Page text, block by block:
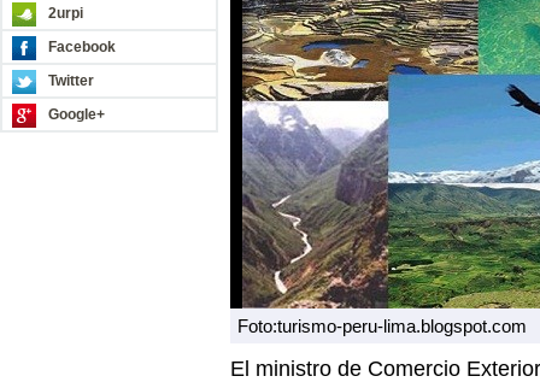
2urpi
Facebook
Twitter
Google+
Foto:turismo-peru-lima.blogspot.com
El ministro de Comercio